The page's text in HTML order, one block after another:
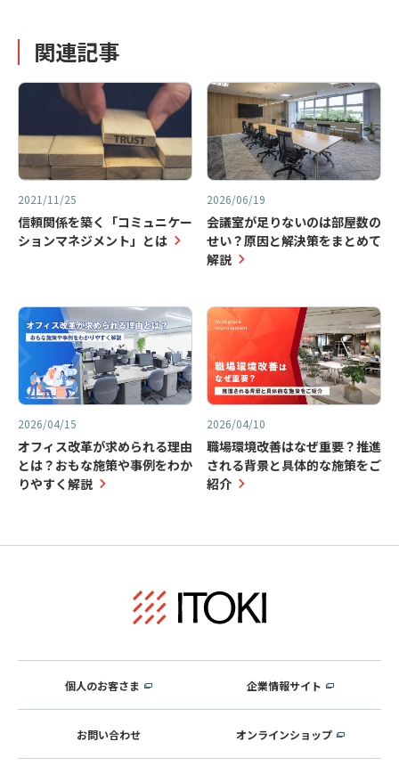
関連記事
2021/11/25
信頼関係を築く「コミュニケー
ションマネジメント」とは
2026/06/19
会議室が足りないのは部屋数の
せい？原因と解決策をまとめて
解説
2026/04/15
オフィス改革が求められる理由
とは？おもな施策や事例をわか
りやすく解説
2026/04/10
職場環境改善はなぜ重要？推進
される背景と具体的な施策をご
紹介
個人のお客さま 企業情報サイト
お問い合わせ オンラインショップ